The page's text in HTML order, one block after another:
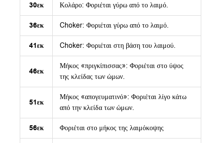
30εκ Κολάρο: Φοριέται γύρω από το λαιμό.
36εκ Choker: Φοριέται γύρω από το λαιμό.
41εκ Choker: Φοριέται στη βάση του λαιμού.
46εκ
Μήκος «πριγκίπισσας»: Φοριέται στο ύψος
της κλείδας των ώμων.
51εκ
Μήκος «απογευματινό»: Φοριέται λίγο κάτω
από την κλείδα των ώμων.
56εκ Φοριέται στο μήκος της λαιμόκοψης